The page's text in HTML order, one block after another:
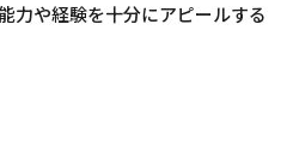
力や経験を十分にアピールする